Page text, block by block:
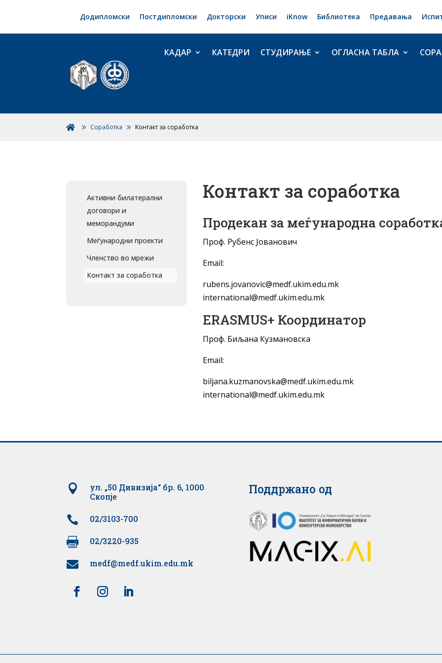
Додипломски Постдипломски Докторски Уписи iKnow Библиотека Предавања
КАДАР КАТЕДРИ СТУДИРАЊЕ ОГЛАСНА ТАБЛА
 Соработка Контакт за соработка
Активни билатерални
договори и
меморандуми
Меѓународни проекти
Членство во мрежи
Контакт за соработка
Контакт за соработка
Продекан за меѓународна
Проф. Рубенс Јованович
Email:
rubens.jovanovic@medf.ukim.edu.mk
international@medf.ukim.edu.mk
ERASMUS+ Координатор
Проф. Биљана Кузмановска
Еmail:
biljana.kuzmanovska@medf.ukim.edu.mk
international@medf.ukim.edu.mk

ул. „50 Дивизија“ бр. 6, 1000
Скопје
 02/3103-700
 02/3220-935
 medf@medf.ukim.edu.mk
Поддржано од